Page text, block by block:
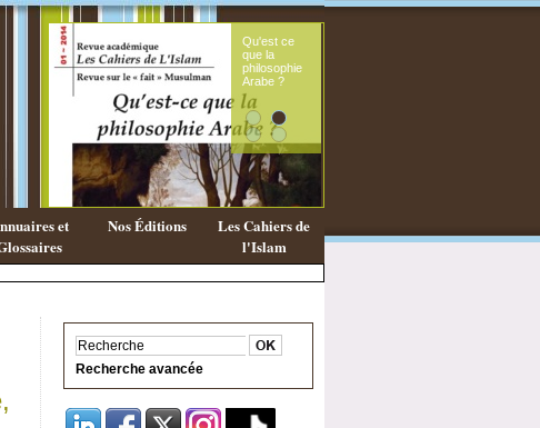
Le souffle
féminin du
message
coranique
et
Nos Éditions
Les Cahiers de
l'Islam
Recherche avancée